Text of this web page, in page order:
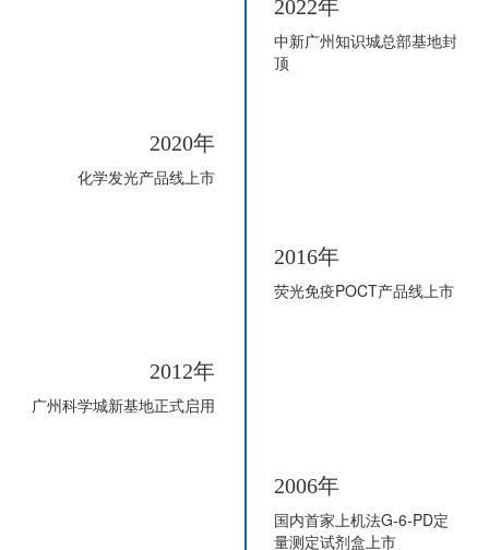
2022年
中新广州知识城总部基地封
顶
2020年
化学发光产品线上市
2016年
荧光免疫POCT产品线上市
2012年
广州科学城新基地正式启用
2006年
国内首家上机法G-6-PD定
量测定试剂盒上市